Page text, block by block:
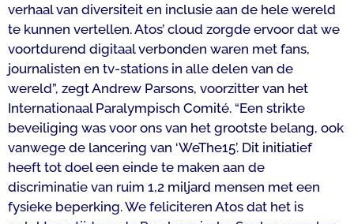
verhaal van diversiteit en inclusie aan de hele wereld
te kunnen vertellen. Atos’ cloud zorgde ervoor dat we
voortdurend digitaal verbonden waren met fans,
journalisten en tv-stations in alle delen van de
wereld”, zegt Andrew Parsons, voorzitter van het
Internationaal Paralympisch Comité. “Een strikte
beveiliging was voor ons van het grootste belang, ook
vanwege de lancering van ‘WeThe15’. Dit initiatief
heeft tot doel een einde te maken aan de
discriminatie van ruim 1,2 miljard mensen met een
fysieke beperking. We feliciteren Atos dat het is